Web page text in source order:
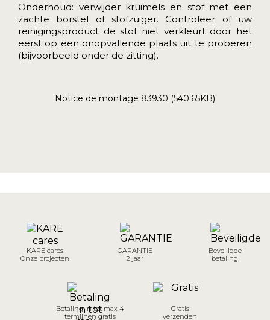
Onderhoud: verwijder kruimels en stof met een
zachte borstel of stofzuiger. Controleer of uw
reinigingsproduct de stof niet verkleurt door het
eerst op een onopvallende plaats uit te proberen
(bijvoorbeeld onder de zitting).
Notice de montage 83930 (540.65KB)
KARE cares
Onze projecten
GARANTIE
2 jaar
Beveiligde
betaling
Betaling in tot max 4
termijnen gratis
Gratis
verzenden